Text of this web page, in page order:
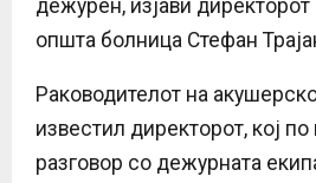
дежурен, изјави
општа болница Стефан
Раководителот на
известил директорот, кој
разговор со дежурната